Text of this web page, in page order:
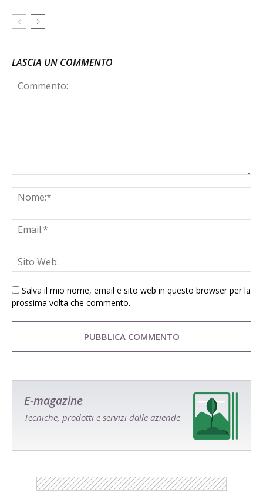
LASCIA UN COMMENTO
Salva il mio nome, email e sito web in questo browser per la
prossima volta che commento.
E-magazine
Tecniche, prodotti e servizi dalle aziende